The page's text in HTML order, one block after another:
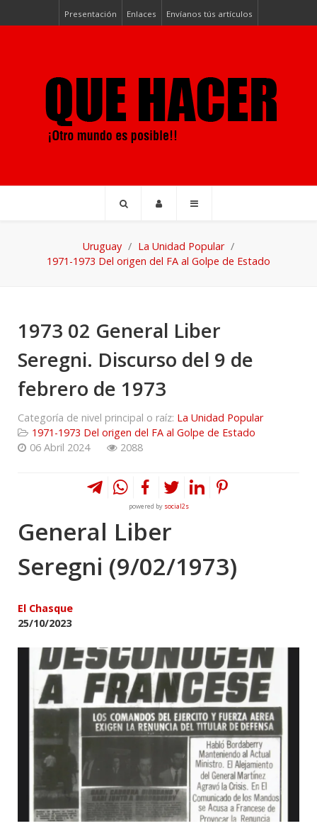
Presentación Enlaces Envíanos tús artículos
Uruguay
La Unidad Popular
1971-1973 Del origen del FA al Golpe de Estado
1973 02 General Liber
Seregni. Discurso del 9 de
febrero de 1973
Categoría de nivel principal o raíz: La Unidad Popular
1971-1973 Del origen del FA al Golpe de Estado
06 Abril 2024
2088
powered by social2s
General Liber
Seregni (9/02/1973)
El Chasque
25/10/2023